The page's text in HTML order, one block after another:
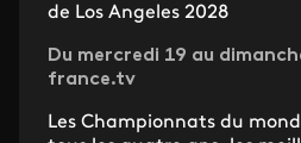
de Los Angeles 2028
Du mercredi 19 au
france.tv
Les Championnats du